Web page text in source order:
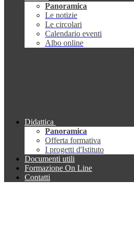
Panoramica
Le notizie
Le circolari
Calendario eventi
Albo online
Didattica
Panoramica
Offerta formativa
I progetti d'Istituto
Documenti utili
Formazione On Line
Contatti